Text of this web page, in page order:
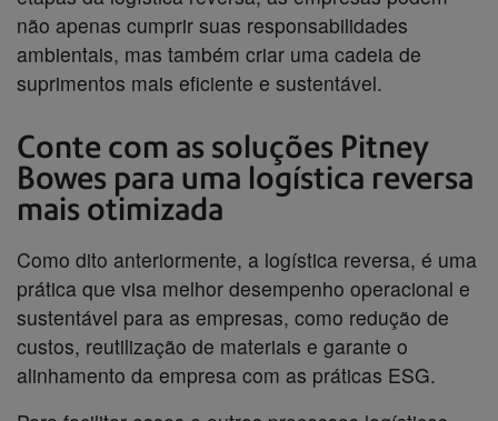
não apenas cumprir suas responsabilidades
ambientais, mas também criar uma cadeia de
suprimentos mais eficiente e sustentável.
Conte com as soluções Pitney
Bowes para uma logística reversa
mais otimizada
Como dito anteriormente, a logística reversa, é uma
prática que visa melhor desempenho operacional e
sustentável para as empresas, como redução de
custos, reutilização de materiais e garante o
alinhamento da empresa com as práticas ESG.